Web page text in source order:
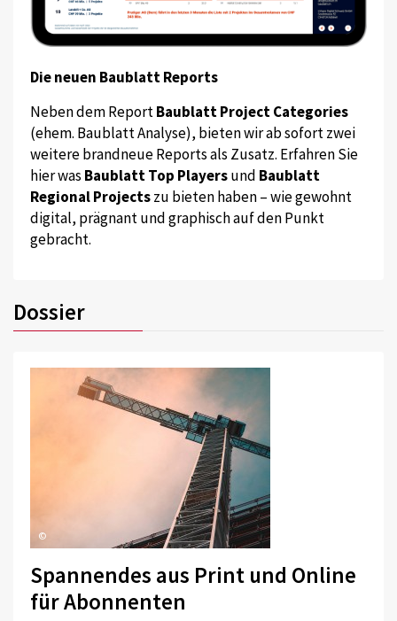
Die neuen Baublatt Reports
Neben dem ReportBaublatt Project Categories
(ehem. Baublatt Analyse), bieten wir ab sofort zwei
weitere brandneue Reports als Zusatz. Erfahren Sie
hier was Baublatt Top Playersund Baublatt
Regional Projectszu bieten haben – wie gewohnt
digital, prägnant und graphisch auf den Punkt
gebracht.
Dossier
©
Spannendes aus Print und Online
für Abonnenten